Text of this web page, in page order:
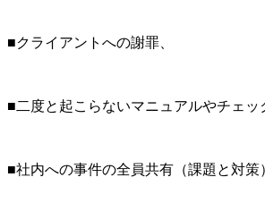
■クライアントへの謝罪、
■二度と起こらないマニュアルやチェッ
■社内への事件の全員共有（課題と対策